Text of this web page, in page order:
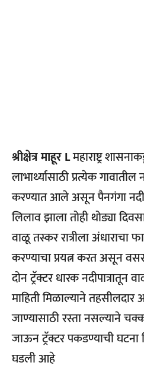
श्रीक्षेत्र माहूर Lमहाराष्ट्र
लाभार्थ्यासाठी प्रत्येक
करण्यात आले असून पैनगंगा नदी
लिलाव झाला तोही थोड्या
वाळू तस्कर रात्रीला अंधाराचा
करण्याचा प्रयत्न करत असून
दोन ट्रॅक्टर धारक
माहिती मिळाल्याने
जाण्यासाठी रस्ता नसल्याने
जाऊन ट्रॅक्टर पकडण्याची घटना
घडली आहे